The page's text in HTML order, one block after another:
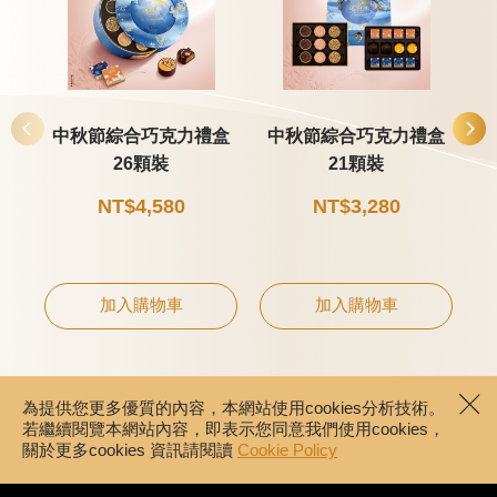
中秋節綜合巧克力禮盒
26顆裝
NT$4,580
加入購物車
中秋節綜合巧克力禮盒
21顆裝
NT$3,280
加入購物車
為提供您更多優質的內容，本網站使用cookies分析技術。
若繼續閱覽本網站內容，即表示您同意我們使用cookies，
關於更多cookies 資訊請閱讀 Cookie Policy